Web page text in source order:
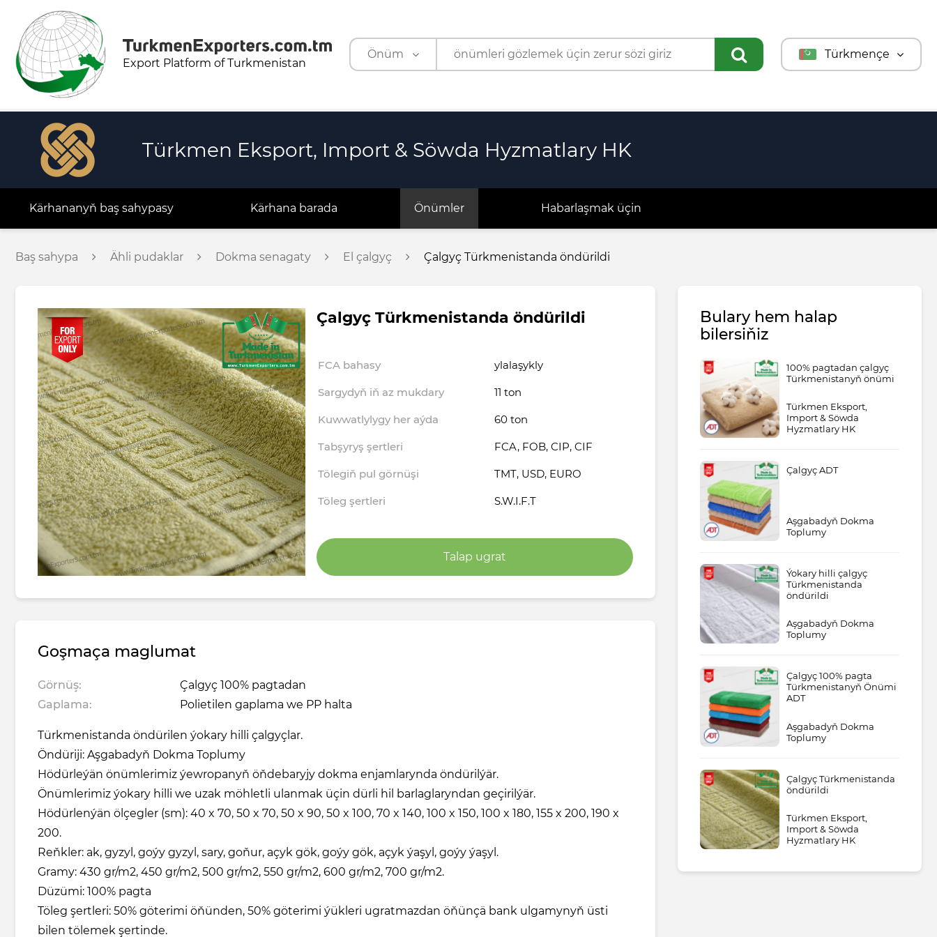
Export Platform of Turkmenistan
Önüm
Kärhana
Türkmençe
Türkmen Eksport, Import & Söwda Hyzmatlary HK
Kärhananyň baş sahypasy Kärhana barada Önümler Habarlaşmak üçin
Baş sahypa Ähli pudaklar Dokma senagaty El çalgyç Çalgyç Türkmenistanda öndürildi
Çalgyç Türkmenistanda öndürildi
FCA bahasy ylalaşykly
Sargydyň iň az mukdary 11 ton
Kuwwatlylygy her aýda 60 ton
Tabşyryş şertleri FCA, FOB, CIP, CIF
Tölegiň pul görnüşi TMT, USD, EURO
Töleg şertleri S.W.I.F.T
Talap ugrat
Goşmaça maglumat
Görnüş:
Çalgyç 100% pagtadan
Gaplama:
Polietilen gaplama we PP halta
Türkmenistanda öndürilen ýokary hilli çalgyçlar.
Öndüriji: Aşgabadyň Dokma Toplumy
Hödürleýän önümlerimiz ýewropanyň öňdebaryjy dokma enjamlarynda öndürilýär.
Önümlerimiz ýokary hilli we uzak möhletli ulanmak üçin dürli hil barlaglaryndan geçirilýär.
Hödürlenýän ölçegler (sm): 40 x 70, 50 x 70, 50 x 90, 50 x 100, 70 x 140, 100 x 150, 100 x 180, 155 x 200, 190 x
200.
Reňkler: ak, gyzyl, goýy gyzyl, sary, goňur, açyk gök, goýy gök, açyk ýaşyl, goýy ýaşyl.
Gramy: 430 gr/m2, 450 gr/m2, 500 gr/m2, 550 gr/m2, 600 gr/m2, 700 gr/m2.
Düzümi: 100% pagta
Töleg şertleri: 50% göterimi öňünden, 50% göterimi ýükleri ugratmazdan öňünçä bank ulgamynyň üsti
bilen tölemek şertinde.
Bulary hem halap
bilersiňiz
100% pagtadan çalgyç
Türkmenistanyň önümi
Türkmen Eksport,
Import & Söwda
Hyzmatlary HK
Çalgyç ADT
Aşgabadyň Dokma
Toplumy
Ýokary hilli çalgyç
Türkmenistanda
öndürildi
Aşgabadyň Dokma
Toplumy
Çalgyç 100% pagta
Türkmenistanyň Önümi
ADT
Aşgabadyň Dokma
Toplumy
Çalgyç Türkmenistanda
öndürildi
Türkmen Eksport,
Import & Söwda
Hyzmatlary HK